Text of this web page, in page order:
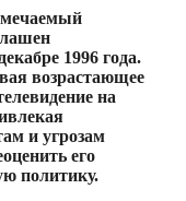
1996 года.
возрастающее
на
и угрозам
его
политику.